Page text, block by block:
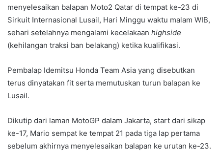
menyelesaikan balapan Moto2 Qatar di tempat ke-23 di
Sirkuit Internasional Lusail, Hari Minggu waktu malam WIB,
sehari setelahnya mengalami kecelakaan highside
(kehilangan traksi ban belakang) ketika kualifikasi.
Pembalap Idemitsu Honda Team Asia yang disebutkan
terus dinyatakan fit serta memutuskan turun balapan ke
Lusail.
Dikutip dari laman MotoGP dalam Jakarta, start dari sikap
ke-17, Mario sempat ke tempat 21 pada tiga lap pertama
sebelum akhirnya menyelesaikan balapan ke urutan ke-23.